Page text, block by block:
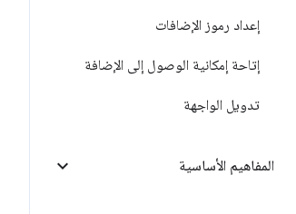
إعداد رموز الإضافات
إتاحة إمكانية الوصول إلى الإضافة
تدويل الواجهة
المفاهيم الأساسية